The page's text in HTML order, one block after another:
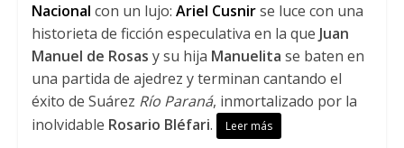
Nacional con un lujo: Ariel Cusnirse luce con una
historieta de ficción especulativa en la que Juan
Manuel de Rosas y su hija Manuelita se baten en
una partida de ajedrez y terminan cantando el
éxito de Suárez Río Paraná, inmortalizado por la
inolvidable Rosario Bléfari. Leer más